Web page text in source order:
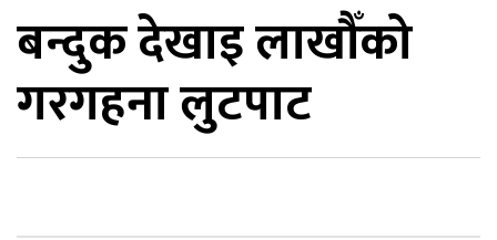
बन्दुक देखाइ लाखौँको
गरगहना लुटपाट